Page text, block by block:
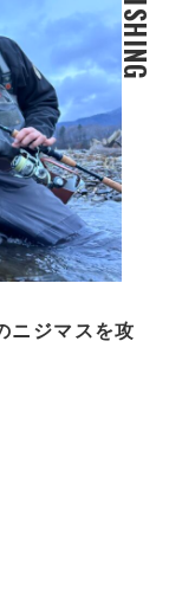
FISHING
ニジマスを攻